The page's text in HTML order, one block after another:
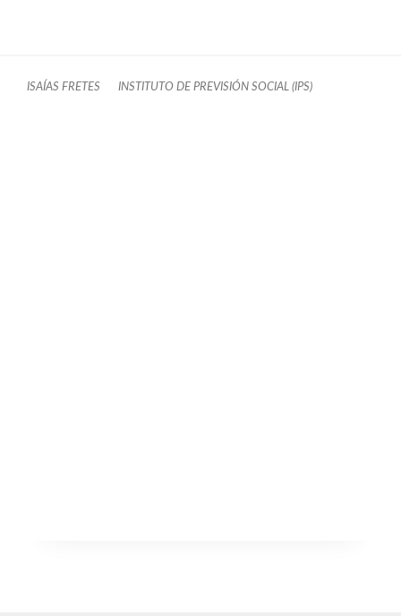
ISAÍAS FRETES INSTITUTO DE PREVISIÓN SOCIAL (IPS)